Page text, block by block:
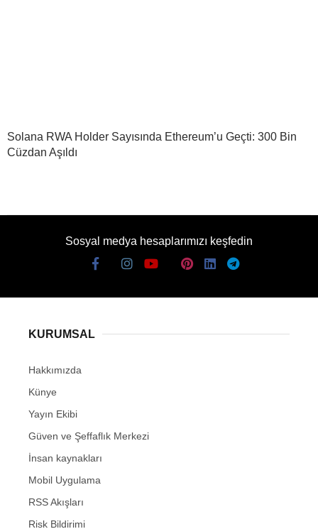
Solana RWA Holder Sayısında Ethereum’u Geçti: 300 Bin
Cüzdan Aşıldı
Sosyal medya hesaplarımızı keşfedin
KURUMSAL
Hakkımızda
Künye
Yayın Ekibi
Güven ve Şeffaflık Merkezi
İnsan kaynakları
Mobil Uygulama
RSS Akışları
Risk Bildirimi